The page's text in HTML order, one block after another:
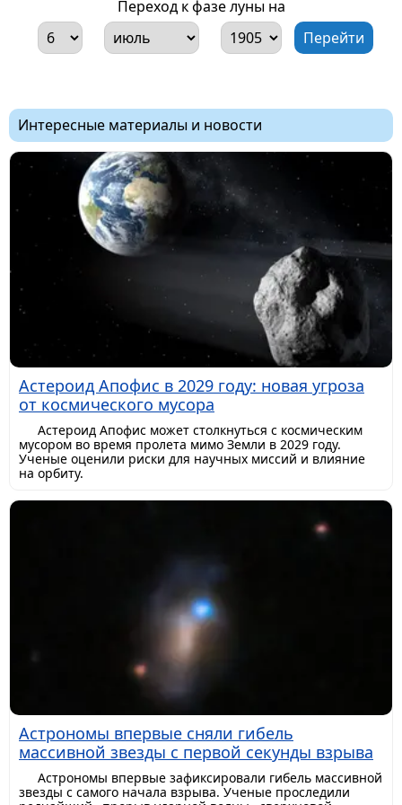
Переход к фазе луны на
Интересные материалы и новости
Астероид Апофис в 2029 году: новая угроза
от космического мусора
Астероид Апофис может столкнуться с космическим
мусором во время пролета мимо Земли в 2029 году.
Ученые оценили риски для научных миссий и влияние
на орбиту.
Астрономы впервые сняли гибель
массивной звезды с первой секунды взрыва
Астрономы впервые зафиксировали гибель массивной
звезды с самого начала взрыва. Ученые проследили